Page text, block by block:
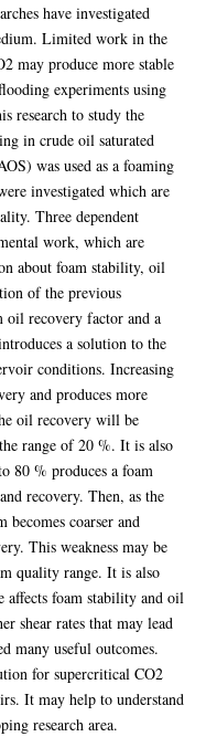
have investigated
Limited work in the
may produce more stable
experiments using
research to study the
in crude oil saturated
was used as a foaming
investigated which are
Three dependent
work, which are
about foam stability, oil
of the previous
oil recovery factor and a
a solution to the
conditions. Increasing
and produces more
oil recovery will be
range of 20 %. It is also
80 % produces a foam
recovery. Then, as the
becomes coarser and
This weakness may be
quality range. It is also
affects foam stability and oil
shear rates that may lead
many useful outcomes.
for supercritical CO2
It may help to understand
research area.